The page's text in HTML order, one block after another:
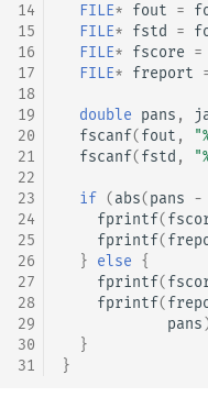
14
15
16
17
18
19
20
21
22
23
24
25
26
27
28
29
30
31
FILE* fout =
FILE* fstd =
FILE* fscore =
FILE* freport
double pans ,
fscanf(fout ,
fscanf(fstd ,
if (abs(pans -
fprintf(
fprintf(
} else {
fprintf(
fprintf(
pans
}
}